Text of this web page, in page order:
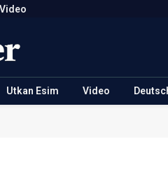
Video
Utkan Esim Video